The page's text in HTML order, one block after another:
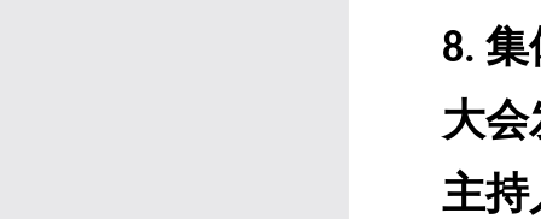
8. 集
大会
主持